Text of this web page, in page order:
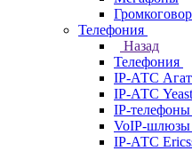
Телефония
Назад
Телефония
IP-АТС Агат
IP-АТС
IP-
VoIP-шлюзы
IP-АТС